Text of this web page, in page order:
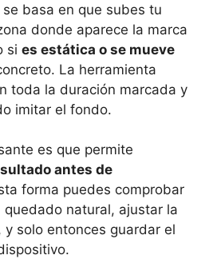
basa en que subes tu
donde aparece la marca
si es estática o se mueve
La herramienta
toda la duración marcada y
imitar el fondo.
es que permite
antes de
forma puedes comprobar
quedado natural, ajustar la
y solo entonces guardar el